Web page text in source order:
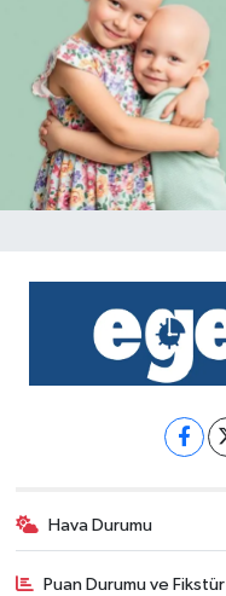
Hava Durumu
Puan Durumu ve Fikstür